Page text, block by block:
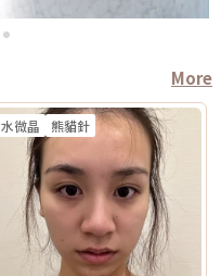
More
水微晶 熊貓針